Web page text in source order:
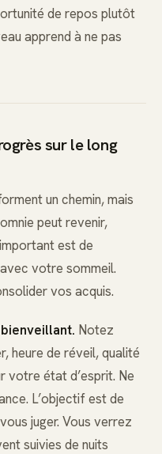
de repos plutôt
apprend à ne pas
sur le long
un chemin, mais
peut revenir,
est de
votre sommeil.
vos acquis.
Notez
heure de réveil, qualité
votre état d’esprit. Ne
L’objectif est de
juger. Vous verrez
suivies de nuits